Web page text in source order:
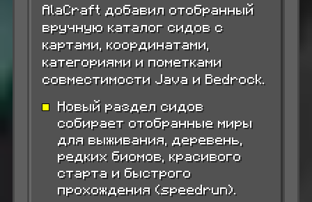
AlaCraft добавил отобранный
вручную каталог сидов с
картами, координатами,
категориями и пометками
совместимости Java и Bedrock.
Новый раздел сидов
собирает отобранные миры
для выживания, деревень,
редких биомов, красивого
старта и быстрого
прохождения (speedrun).